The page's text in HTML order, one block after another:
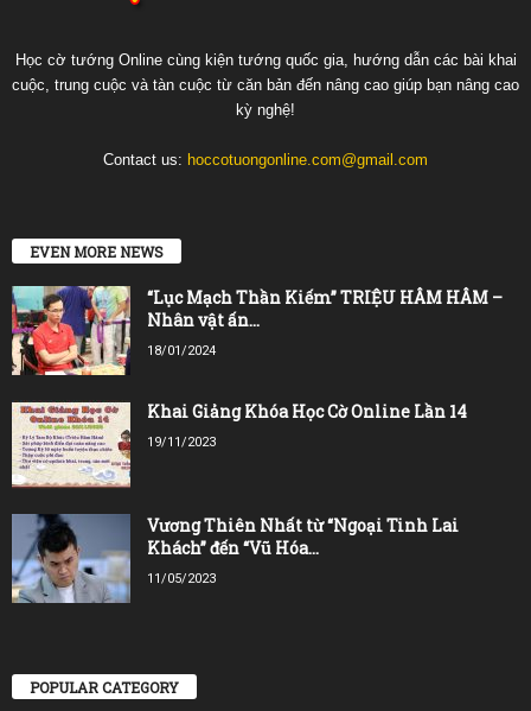
Học cờ tướng Online cùng kiện tướng quốc gia, hướng dẫn các bài khai
cuộc, trung cuộc và tàn cuộc từ căn bản đến nâng cao giúp bạn nâng cao
kỳ nghệ!
Contact us: hoccotuongonline.com@gmail.com
EVEN MORE NEWS
“Lục Mạch Thần Kiếm” TRIỆU HÂM HÂM –
Nhân vật ấn...
18/01/2024
Khai Giảng Khóa Học Cờ Online Lần 14
19/11/2023
Vương Thiên Nhất từ “Ngoại Tinh Lai
Khách” đến “Vũ Hóa...
11/05/2023
POPULAR CATEGORY